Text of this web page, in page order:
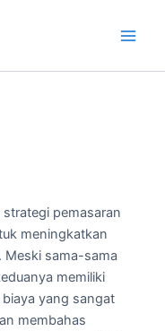
strategi pemasaran
meningkatkan
Meski sama-sama
memiliki
yang sangat
membahas